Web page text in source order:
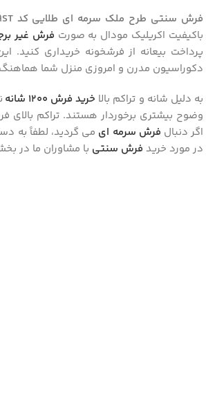
فرش سنتی طرح ملک سرمه ای طلایی کد 12829ST و لاکی طلایی کد 12829LT طلاکوب 1200 شانه تراکم 3600
باکیفیت اکریلیک مودال به صورت فرش غیر
پرداخت بیعانه از فرشخونه خریداری کنید.
دکوراسیون مدرن و امروزی منزل شما
به دلیل شانه و تراکم بالا خرید فرش ۱۲۰۰ شانه
اگر دنبال فرش سرمه ای می گردید، لطفاً به
در مورد خرید فرش سنتی با مشاوران ما در